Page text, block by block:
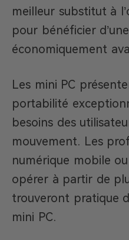
meilleur substitut à
pour bénéficier
économiquement
Les mini PC
portabilité
besoins des
mouvement. Les
numérique mobile
opérer à partir de
trouveront pratique
mini PC.